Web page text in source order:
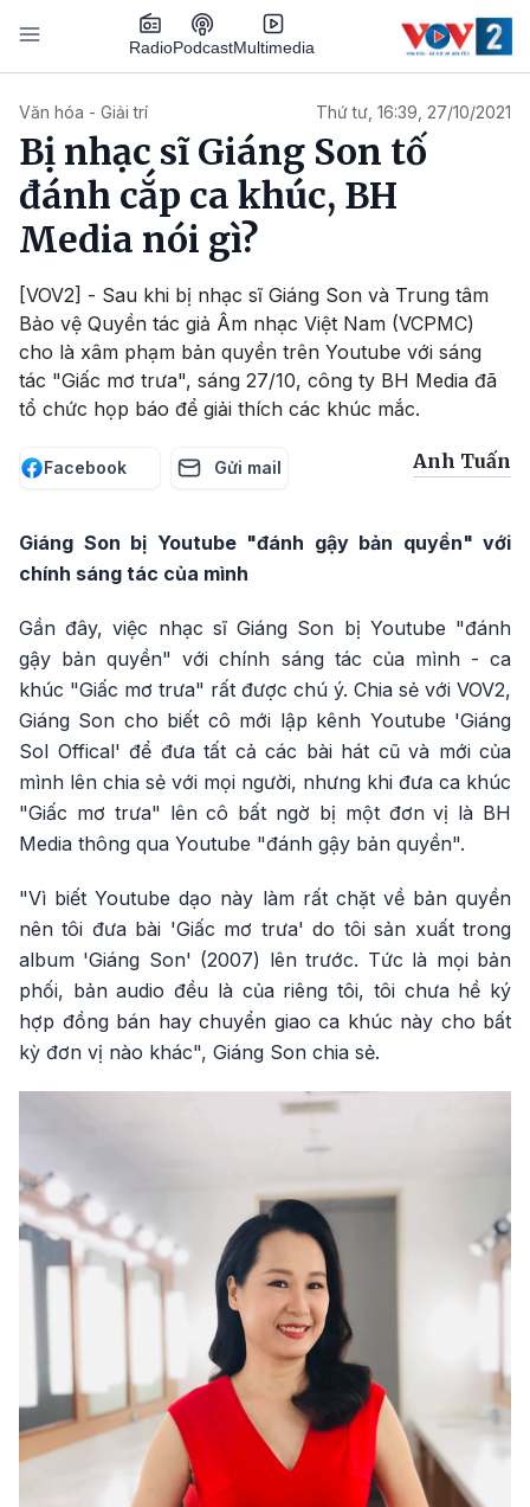
Nhảy đến nội dung
RadioPodcastMultimedia
Văn hóa - Giải trí Thứ tư, 16:39, 27/10/2021
Bị nhạc sĩ Giáng Son tố
đánh cắp ca khúc, BH
Media nói gì?
[VOV2] - Sau khi bị nhạc sĩ Giáng Son và Trung tâm
Bảo vệ Quyền tác giả Âm nhạc Việt Nam (VCPMC)
cho là xâm phạm bản quyền trên Youtube với sáng
tác "Giấc mơ trưa", sáng 27/10, công ty BH Media đã
tổ chức họp báo để giải thích các khúc mắc.
Facebook Gửi mail Anh Tuấn
Giáng Son bị Youtube "đánh gậy bản quyền" với
chính sáng tác của mình
Gần đây, việc nhạc sĩ Giáng Son bị Youtube "đánh
gậy bản quyền" với chính sáng tác của mình - ca
khúc "Giấc mơ trưa" rất được chú ý. Chia sẻ với VOV2,
Giáng Son cho biết cô mới lập kênh Youtube 'Giáng
Sol Offical' để đưa tất cả các bài hát cũ và mới của
mình lên chia sẻ với mọi người, nhưng khi đưa ca khúc
"Giấc mơ trưa" lên cô bất ngờ bị một đơn vị là BH
Media thông qua Youtube "đánh gậy bản quyền".
"Vì biết Youtube dạo này làm rất chặt về bản quyền
nên tôi đưa bài 'Giấc mơ trưa' do tôi sản xuất trong
album 'Giáng Son' (2007) lên trước. Tức là mọi bản
phối, bản audio đều là của riêng tôi, tôi chưa hề ký
hợp đồng bán hay chuyển giao ca khúc này cho bất
kỳ đơn vị nào khác", Giáng Son chia sẻ.